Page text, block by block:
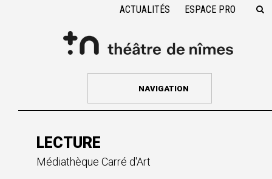
ACTUALITÉS ESPACE PRO
NAVIGATION
LECTURE
Médiathèque Carré d'Art